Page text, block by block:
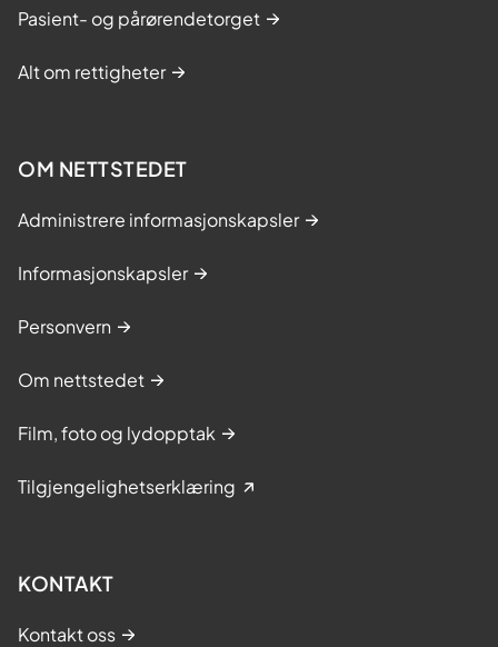
Pasient- og pårørendetorget
Alt om rettigheter
OM NETTSTEDET
Administrere informasjonskapsler
Informasjonskapsler
Personvern
Om nettstedet
Film, foto og lydopptak
Tilgjengelighetserklæring
KONTAKT
Kontakt oss